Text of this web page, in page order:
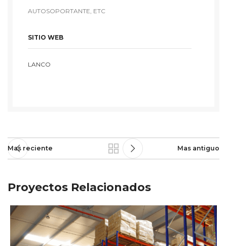
AUTOSOPORTANTE, ETC
SITIO WEB
LANCO
Mas reciente Mas antiguo
Proyectos Relacionados